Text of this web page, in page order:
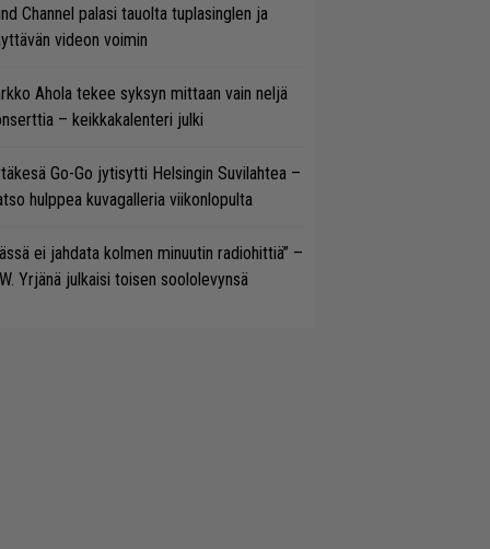
Channel palasi tauolta tuplasinglen ja
videon voimin
Ahola tekee syksyn mittaan vain neljä
– keikkakalenteri julki
Go-Go jytisytti Helsingin Suvilahtea –
hulppea kuvagalleria viikonlopulta
ei jahdata kolmen minuutin radiohittiä” –
Yrjänä julkaisi toisen soololevynsä